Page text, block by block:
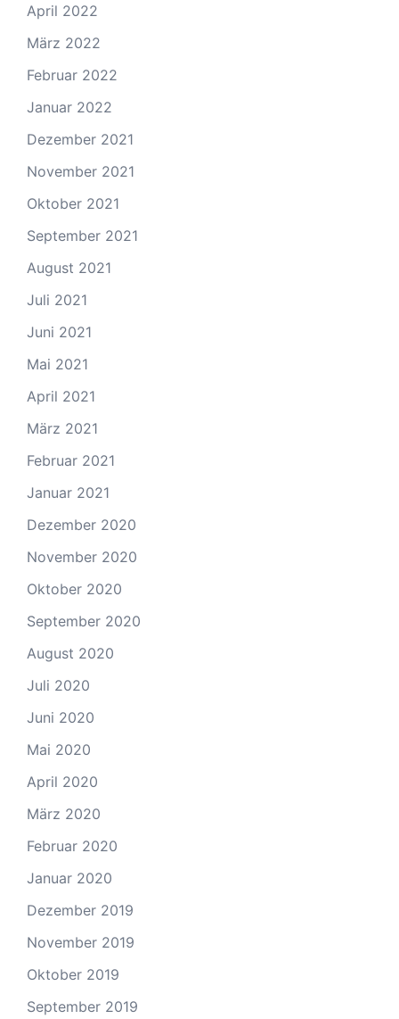
April 2022
März 2022
Februar 2022
Januar 2022
Dezember 2021
November 2021
Oktober 2021
September 2021
August 2021
Juli 2021
Juni 2021
Mai 2021
April 2021
März 2021
Februar 2021
Januar 2021
Dezember 2020
November 2020
Oktober 2020
September 2020
August 2020
Juli 2020
Juni 2020
Mai 2020
April 2020
März 2020
Februar 2020
Januar 2020
Dezember 2019
November 2019
Oktober 2019
September 2019